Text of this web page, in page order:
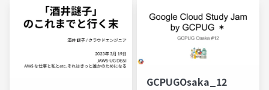
GCPUGOsaka_12